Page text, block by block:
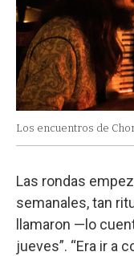
Los encuentros de
Las rondas
semanales, tan
llamaron —lo
jueves”. “Era ir a